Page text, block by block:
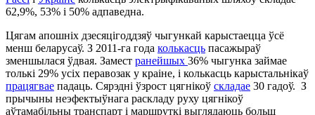
62,9%, 53% і 50% адпаведна.
Цягам апошніх дзесяцігоддзяў чыгункай карыстаецца ўсё
менш беларусаў. З 2011-га года колькасць пасажыраў
зменшылася ўдвая. Замест ранейшых 36% чыгунка займае
толькі 29% усіх перавозак у краіне, і колькасць карыстальнікаў
працягвае падаць. Сярэдні ўзрост цягнікоў складае 30 гадоў. З
прычыны неэфектыўнага раскладу руху цягнікоў
аўтамабільны транспарт і маршруткі выглядаюць больш